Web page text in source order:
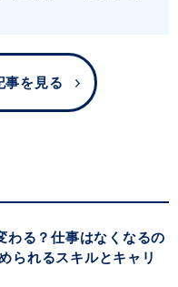
事を見る
わる？仕事はなくなるの
られるスキルとキャリ